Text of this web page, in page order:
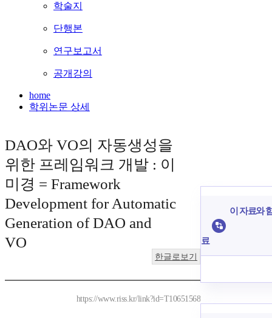
학술지
단행본
연구보고서
공개강의
home
학위논문 상세
DAO와 VO의 자동생성을
위한 프레임워크 개발 : 이
미경 = Framework
Development for Automatic
Generation of DAO and
VO
한글로보기
https://www.riss.kr/link?id=T10651568
이 자료와
료